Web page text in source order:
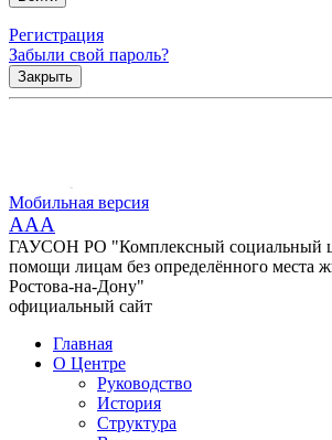
Регистрация
Забыли свой пароль?
Закрыть
Мобильная версия
AAA
ГАУСОН РО "Комплексный социальный
помощи лицам без определённого места
Ростова-на-Дону"
официальный сайт
Главная
О Центре
Руководство
История
Структура